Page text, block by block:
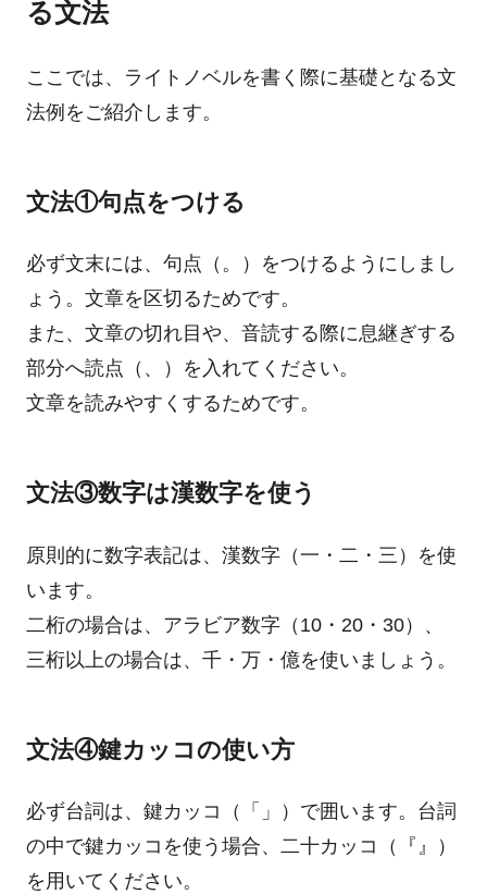
る文法
ここでは、ライトノベルを書く際に基礎となる文
法例をご紹介します。
文法①句点をつける
必ず文末には、句点（。）をつけるようにしまし
ょう。文章を区切るためです。
また、文章の切れ目や、音読する際に息継ぎする
部分へ読点（、）を入れてください。
文章を読みやすくするためです。
文法③数字は漢数字を使う
原則的に数字表記は、漢数字（一・二・三）を使
います。
二桁の場合は、アラビア数字（10・20・30）、
三桁以上の場合は、千・万・億を使いましょう。
文法④鍵カッコの使い方
必ず台詞は、鍵カッコ（「」）で囲います。台詞
の中で鍵カッコを使う場合、二十カッコ（『』）
を用いてください。